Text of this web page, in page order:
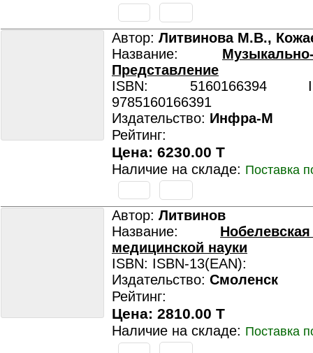
Автор: Литвинова М.В.,
Название:
Представление
ISBN: 5160166394
9785160166391
Издательство: Инфра-М
Рейтинг:
Цена: 6230.00 T
Наличие на складе: Поставка
Автор: Литвинов
Название:
медицинской науки
ISBN: ISBN-13(EAN):
Издательство: Смоленск
Рейтинг:
Цена: 2810.00 T
Наличие на складе: Поставка